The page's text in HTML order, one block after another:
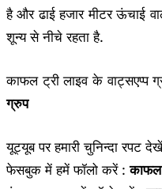
है और ढाई हजार मीटर ऊंचाई
शून्य से नीचे रहता है.
काफल ट्री लाइव के
ग्रुप
यूट्यूब पर हमारी चुनिन्दा रपट
फेसबुक में हमें फॉलो करें :काफल